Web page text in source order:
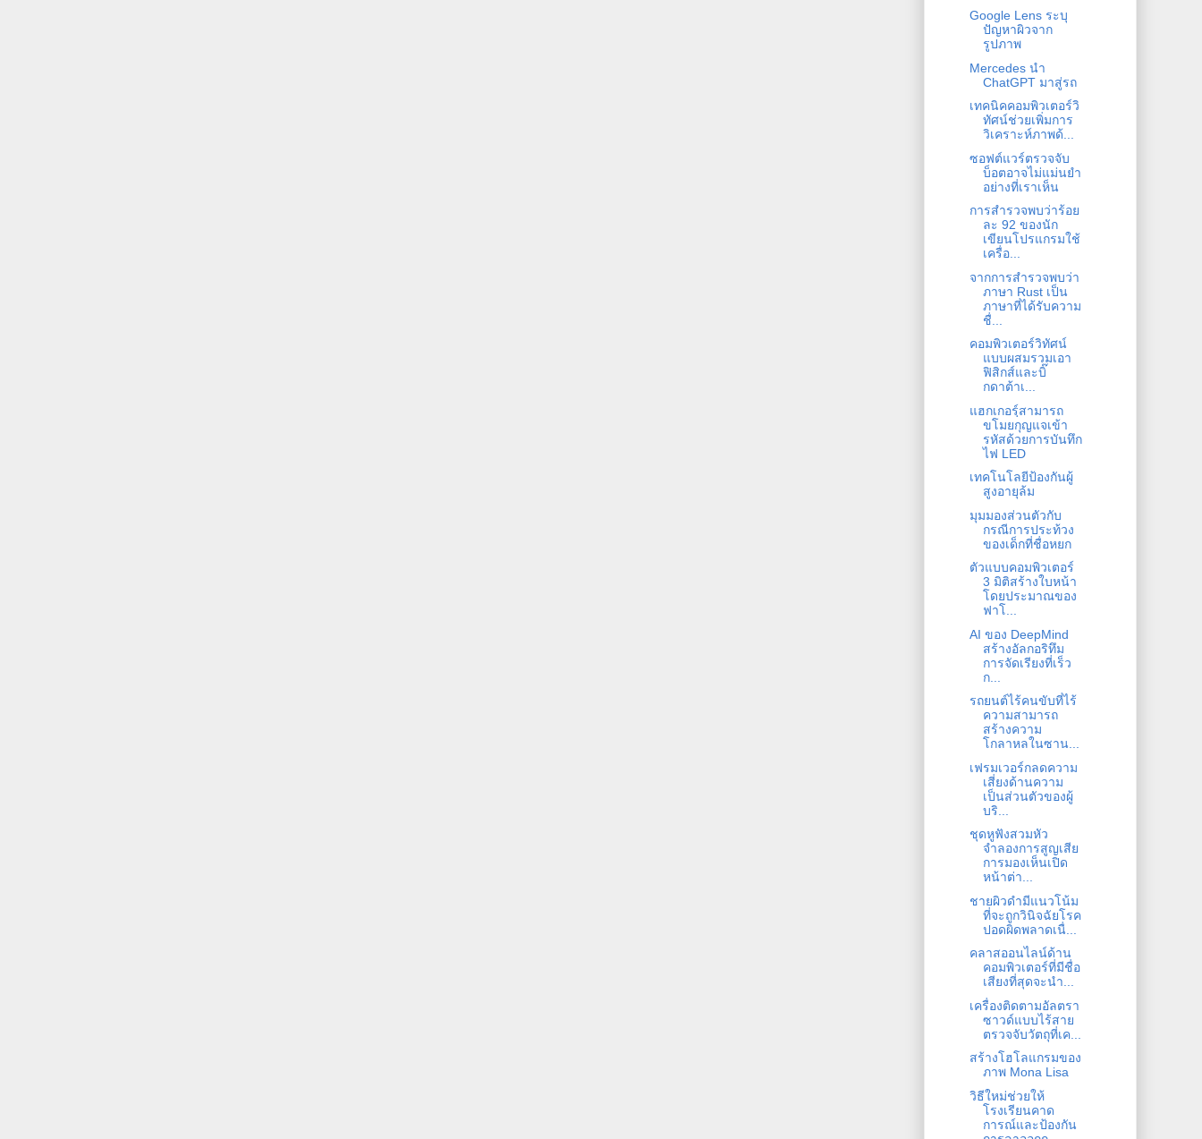
Google Lens ระบุ
ปัญหาผิวจาก
รูปภาพ
Mercedes นำ
ChatGPT มาสู่รถ
เทคนิคคอมพิวเตอร์วิ
ทัศน์ช่วยเพิ่มการ
วิเคราะห์ภาพด้...
ซอฟต์แวร์ตรวจจับ
บ็อตอาจไม่แม่นยำ
อย่างที่เราเห็น
การสำรวจพบว่าร้อย
ละ 92 ของนัก
เขียนโปรแกรมใช้
เครื่อ...
จากการสำรวจพบว่า
ภาษา Rust เป็น
ภาษาที่ได้รับความ
ชื่...
คอมพิวเตอร์วิทัศน์
แบบผสมรวมเอา
ฟิสิกส์และบิ๊
กดาต้าเ...
แฮกเกอรฺ์สามารถ
ขโมยกุญแจเข้า
รหัสด้วยการบันทึก
ไฟ LED
เทคโนโลยีป้องกันผู้
สูงอายุล้ม
มุมมองส่วนตัวกับ
กรณีการประท้วง
ของเด็กที่ชื่อหยก
ตัวแบบคอมพิวเตอร์
3 มิติสร้างใบหน้า
โดยประมาณของ
ฟาโ...
AI ของ DeepMind
สร้างอัลกอริทึม
การจัดเรียงที่เร็ว
ก...
รถยนต์ไร้คนขับที่ไร้
ความสามารถ
สร้างความ
โกลาหลในซาน...
เฟรมเวอร์กลดความ
เสี่ยงด้านความ
เป็นส่วนตัวของผู้
บริ...
ชุดหูฟังสวมหัว
จำลองการสูญเสีย
การมองเห็นเปิด
หน้าต่า...
ชายผิวดำมีแนวโน้ม
ที่จะถูกวินิจฉัยโรค
ปอดผิดพลาดเนื่...
คลาสออนไลน์ด้าน
คอมพิวเตอร์ที่มีชื่อ
เสียงที่สุดจะนำ...
เครื่องติดตามอัลตรา
ซาวด์แบบไร้สาย
ตรวจจับวัตถุที่เค...
สร้างโฮโลแกรมของ
ภาพ Mona Lisa
วิธีใหม่ช่วยให้
โรงเรียนคาด
การณ์และป้องกัน